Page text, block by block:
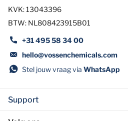
KVK: 13043396
BTW: NL808423915B01
+31 495 58 34 00
hello@vossenchemicals.com
Stel jouw vraag via WhatsApp
Support